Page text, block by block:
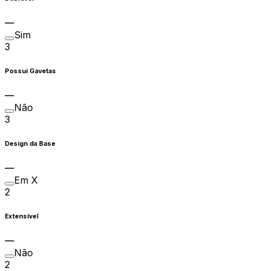
Sim
3
Possui Gavetas
Não
3
Design da Base
Em X
2
Extensível
Não
2